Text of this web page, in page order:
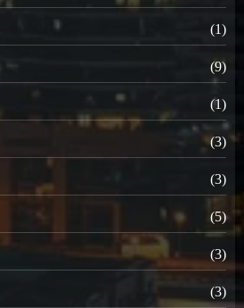
(1)
(9)
(1)
(3)
(3)
(5)
(3)
(3)